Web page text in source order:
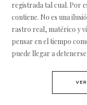
registrada tal cual. Por
contiene. No es una
rastro real, matérico y
pensar en el tiempo
puede llegar a